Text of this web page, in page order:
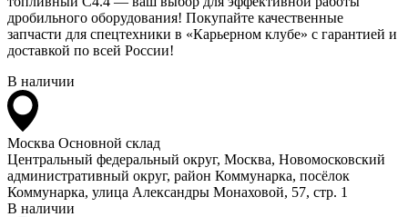
дробильного оборудования! Покупайте качественные
запчасти для спецтехники в «Карьерном клубе» с гарантией и
доставкой по всей России!
В наличии
Москва Основной склад
Центральный федеральный округ, Москва, Новомосковский
административный округ, район Коммунарка, посёлок
Коммунарка, улица Александры Монаховой, 57, стр. 1
В наличии